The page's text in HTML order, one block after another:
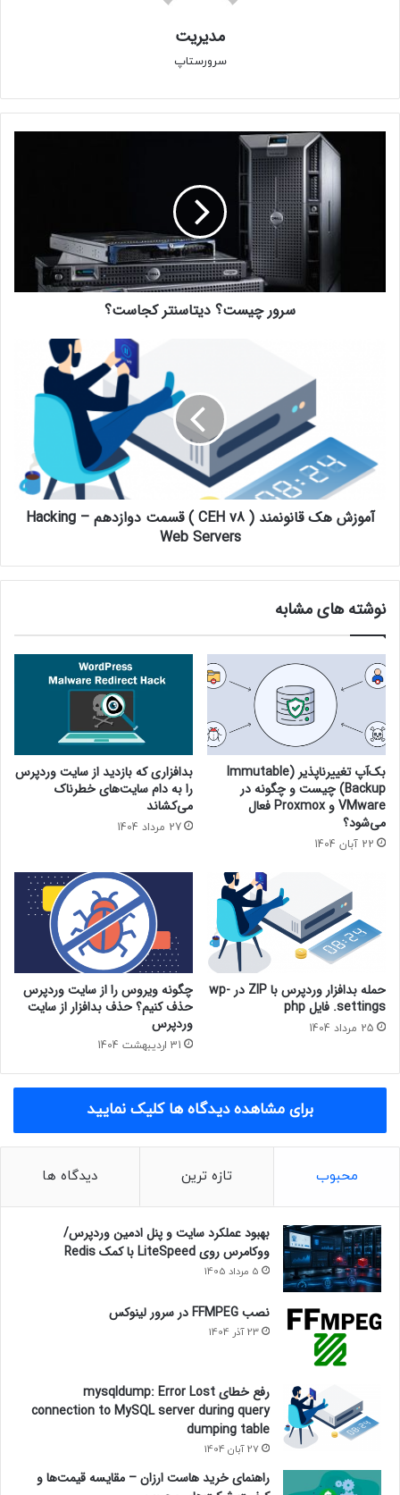
مدیریت
سرورستاپ
سرور چیست؟ دیتاسنتر کجاست؟
آموزش هک قانونمند ( CEH v8 ) قسمت دوازدهم – Hacking
Web Servers
نوشته های مشابه
بک‌آپ تغییرناپذیر (Immutable
Backup) چیست و چگونه در
VMware و Proxmox فعال
می‌شود؟
22 آبان 1404
بدافزاری که بازدید از سایت وردپرس
را به دام سایت‌های خطرناک
می‌کشاند
27 مرداد 1404
حمله بدافزار وردپرس با ZIP در wp-
settings. فایل php
25 مرداد 1404
چگونه ویروس را از سایت وردپرس
حذف کنیم؟ حذف بدافزار از سایت
وردپرس
31 اردیبهشت 1404
برای مشاهده دیدگاه ها کلیک نمایید
محبوب تازه ترین دیدگاه ها
بهبود عملکرد سایت و پنل ادمین وردپرس/
ووکامرس روی LiteSpeed با کمک Redis
5 مرداد 1405
نصب FFMPEG در سرور لینوکس
23 آذر 1404
رفع خطای mysqldump: Error Lost
connection to MySQL server during query
dumping table
27 آبان 1404
راهنمای خرید هاست ارزان – مقایسه قیمت‌ها و